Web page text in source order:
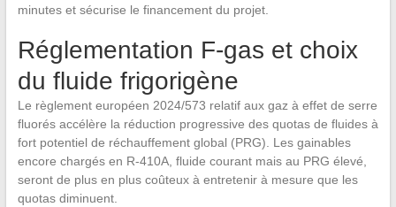
minutes et sécurise le financement du projet.
Réglementation F-gas et choix
du fluide frigorigène
Le règlement européen 2024/573 relatif aux gaz à effet de serre
fluorés accélère la réduction progressive des quotas de fluides à
fort potentiel de réchauffement global (PRG). Les gainables
encore chargés en R-410A, fluide courant mais au PRG élevé,
seront de plus en plus coûteux à entretenir à mesure que les
quotas diminuent.